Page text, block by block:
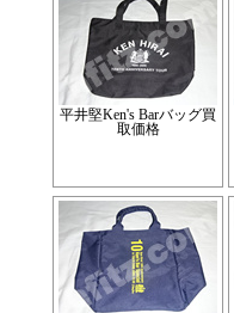
平井堅Ken's Barバッグ買
取価格